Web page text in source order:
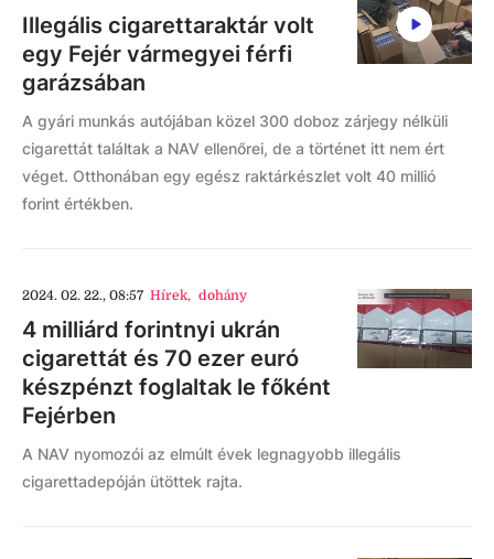
Illegális cigarettaraktár volt
egy Fejér vármegyei férfi
garázsában
A gyári munkás autójában közel 300 doboz zárjegy nélküli
cigarettát találtak a NAV ellenőrei, de a történet itt nem ért
véget. Otthonában egy egész raktárkészlet volt 40 millió
forint értékben.
2024. 02. 22., 08:57 Hírek, dohány
4 milliárd forintnyi ukrán
cigarettát és 70 ezer euró
készpénzt foglaltak le főként
Fejérben
A NAV nyomozói az elmúlt évek legnagyobb illegális
cigarettadepóján ütöttek rajta.